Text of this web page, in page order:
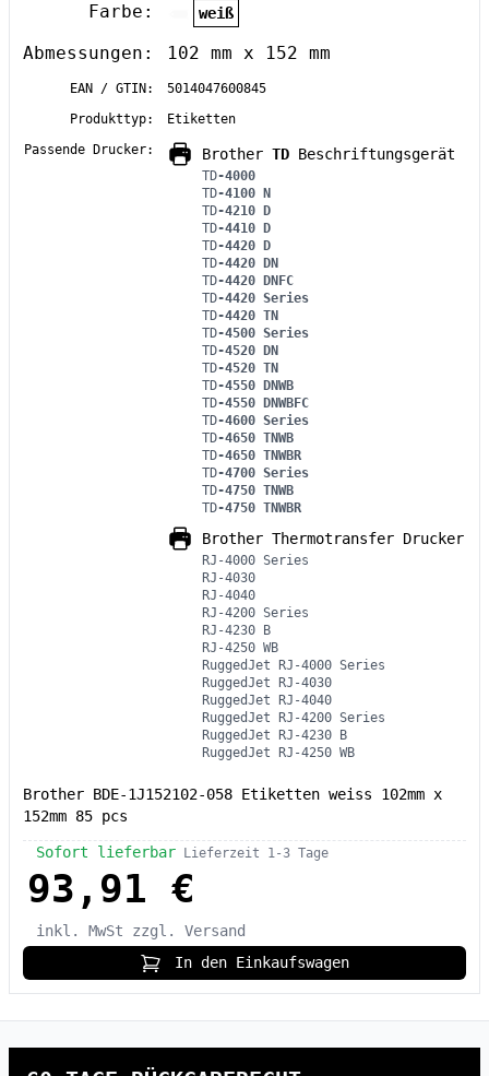
Farbe:
weiß
Abmessungen: 102 mm x 152 mm
EAN / GTIN:
5014047600845
Produkttyp:
Etiketten
Passende Drucker:
Brother TD Beschriftungsgerät
TD-4000
TD-4100 N
TD-4210 D
TD-4410 D
TD-4420 D
TD-4420 DN
TD-4420 DNFC
TD-4420 Series
TD-4420 TN
TD-4500 Series
TD-4520 DN
TD-4520 TN
TD-4550 DNWB
TD-4550 DNWBFC
TD-4600 Series
TD-4650 TNWB
TD-4650 TNWBR
TD-4700 Series
TD-4750 TNWB
TD-4750 TNWBR
Brother Thermotransfer Drucker
RJ-4000 Series
RJ-4030
RJ-4040
RJ-4200 Series
RJ-4230 B
RJ-4250 WB
RuggedJet RJ-4000 Series
RuggedJet RJ-4030
RuggedJet RJ-4040
RuggedJet RJ-4200 Series
RuggedJet RJ-4230 B
RuggedJet RJ-4250 WB
Brother BDE-1J152102-058 Etiketten weiss 102mm x
152mm 85 pcs
Sofort lieferbar Lieferzeit 1-3 Tage
93,91 €
inkl. MwSt
zzgl. Versand
In den Einkaufswagen